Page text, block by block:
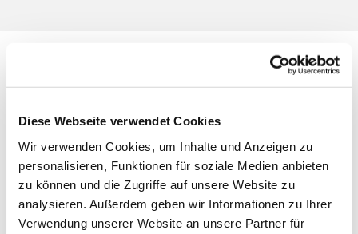
Diese Webseite verwendet Cookies
Wir verwenden Cookies, um Inhalte und Anzeigen zu
personalisieren, Funktionen für soziale Medien anbieten
zu können und die Zugriffe auf unsere Website zu
analysieren. Außerdem geben wir Informationen zu Ihrer
Verwendung unserer Website an unsere Partner für